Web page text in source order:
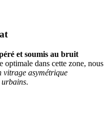
et soumis au bruit
optimale dans cette zone, nous
vitrage asymétrique
urbains.